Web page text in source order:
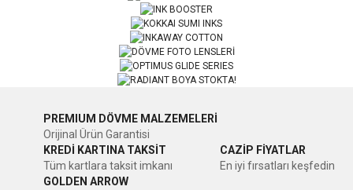
PREMIUM DÖVME MALZEMELERİ
Orijinal Ürün Garantisi
KREDİ KARTINA TAKSİT
Tüm kartlara taksit imkanı
CAZİP FİYATLAR
En iyi fırsatları keşfedin
GOLDEN ARROW